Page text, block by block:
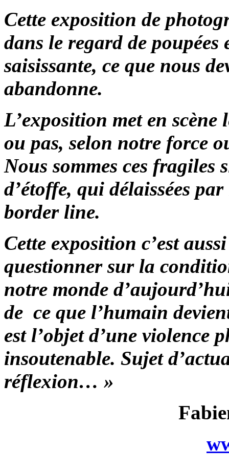
Cette exposition de
dans le regard de
saisissante, ce que nous
abandonne.
L’exposition met en
ou pas, selon notre force
Nous sommes ces fragiles
d’étoffe, qui délaissées
border line.
Cette exposition c’est
questionner sur la
notre monde
de ce que l’humain
est l’objet d’une violence
insoutenable. Sujet
réflexion… »